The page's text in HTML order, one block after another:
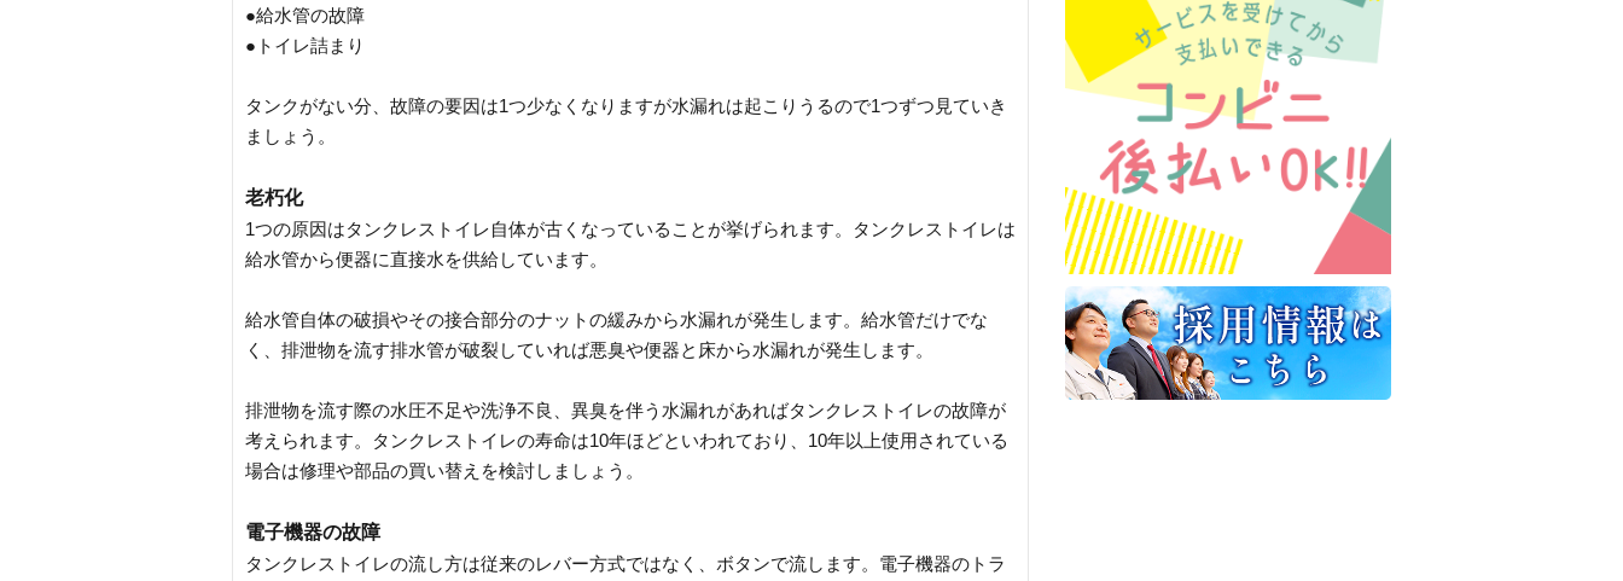
●給水管の故障
●トイレ詰まり
タンクがない分、故障の要因は1つ少なくなりますが水漏れは起こりうるので1つずつ見ていき
ましょう。
老朽化
1つの原因はタンクレストイレ自体が古くなっていることが挙げられます。タンクレストイレは
給水管から便器に直接水を供給しています。
給水管自体の破損やその接合部分のナットの緩みから水漏れが発生します。給水管だけでな
く、排泄物を流す排水管が破裂していれば悪臭や便器と床から水漏れが発生します。
排泄物を流す際の水圧不足や洗浄不良、異臭を伴う水漏れがあればタンクレストイレの故障が
考えられます。タンクレストイレの寿命は10年ほどといわれており、10年以上使用されている
場合は修理や部品の買い替えを検討しましょう。
電子機器の故障
タンクレストイレの流し方は従来のレバー方式ではなく、ボタンで流します。電子機器のトラ